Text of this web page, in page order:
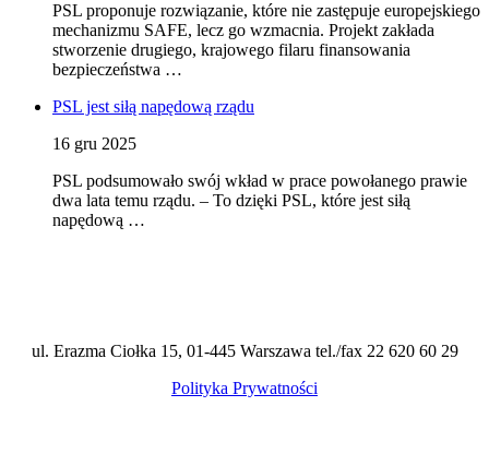
PSL proponuje rozwiązanie, które nie zastępuje europejskiego
mechanizmu SAFE, lecz go wzmacnia. Projekt zakłada
stworzenie drugiego, krajowego filaru finansowania
bezpieczeństwa …
PSL jest siłą napędową rządu
16 gru 2025
PSL podsumowało swój wkład w prace powołanego prawie
dwa lata temu rządu. – To dzięki PSL, które jest siłą
napędową …
ul. Erazma Ciołka 15, 01-445 Warszawa tel./fax 22 620 60 29
Polityka Prywatności